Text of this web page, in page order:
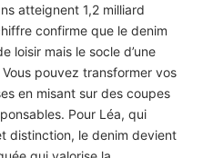
atteignent 1,2 milliard
confirme que le denim
loisir mais le socle d’une
pouvez transformer vos
en misant sur des coupes
Pour Léa, qui
distinction, le denim devient